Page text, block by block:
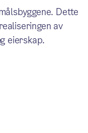
Dette
av
eierskap.